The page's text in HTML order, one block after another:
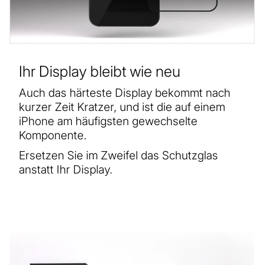
Ihr Display bleibt wie neu
Auch das härteste Display bekommt nach
kurzer Zeit Kratzer, und ist die auf einem
iPhone am häufigsten gewechselte
Komponente.
Ersetzen Sie im Zweifel das Schutzglas
anstatt Ihr Display.